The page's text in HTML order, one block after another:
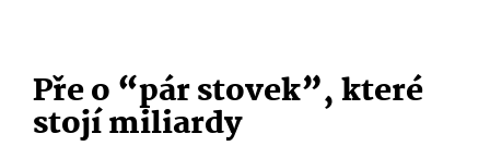
Pře o “pár stovek”, které
stojí miliardy